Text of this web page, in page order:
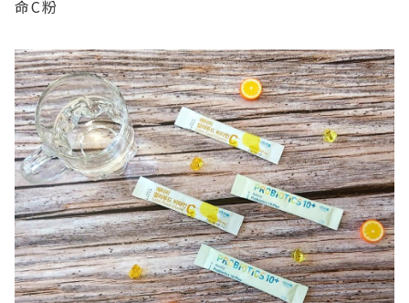
命C粉